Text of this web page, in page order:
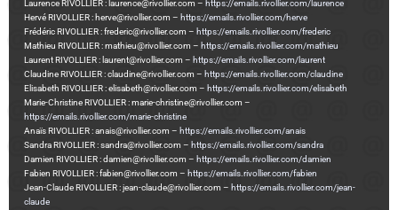
Laurence RIVOLLIER : laurence@rivollier.com – https://emails.rivollier.com/laurence
Hervé RIVOLLIER : herve@rivollier.com – https://emails.rivollier.com/herve
Frédéric RIVOLLIER : frederic@rivollier.com – https://emails.rivollier.com/frederic
Mathieu RIVOLLIER : mathieu@rivollier.com – https://emails.rivollier.com/mathieu
Laurent RIVOLLIER : laurent@rivollier.com – https://emails.rivollier.com/laurent
Claudine RIVOLLIER : claudine@rivollier.com – https://emails.rivollier.com/claudine
Elisabeth RIVOLLIER : elisabeth@rivollier.com – https://emails.rivollier.com/elisabeth
Marie-Christine RIVOLLIER : marie-christine@rivollier.com –
https://emails.rivollier.com/marie-christine
Anaïs RIVOLLIER : anais@rivollier.com – https://emails.rivollier.com/anais
Sandra RIVOLLIER : sandra@rivollier.com – https://emails.rivollier.com/sandra
Damien RIVOLLIER : damien@rivollier.com – https://emails.rivollier.com/damien
Fabien RIVOLLIER : fabien@rivollier.com – https://emails.rivollier.com/fabien
Jean-Claude RIVOLLIER : jean-claude@rivollier.com – https://emails.rivollier.com/jean-
claude